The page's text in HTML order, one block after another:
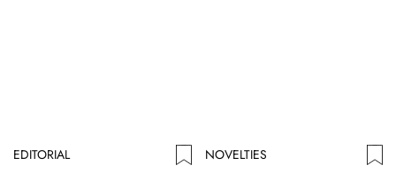
EDITORIAL NOVELTIES